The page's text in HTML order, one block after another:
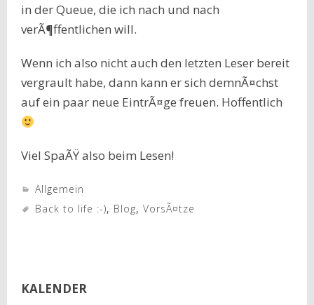
in der Queue, die ich nach und nach
verÃ¶ffentlichen will.
Wenn ich also nicht auch den letzten Leser bereit
vergrault habe, dann kann er sich demnÃ¤chst
auf ein paar neue EintrÃ¤ge freuen. Hoffentlich
Viel SpaÃŸ also beim Lesen!
Allgemein
Back to life :-), Blog, VorsÃ¤tze
KALENDER